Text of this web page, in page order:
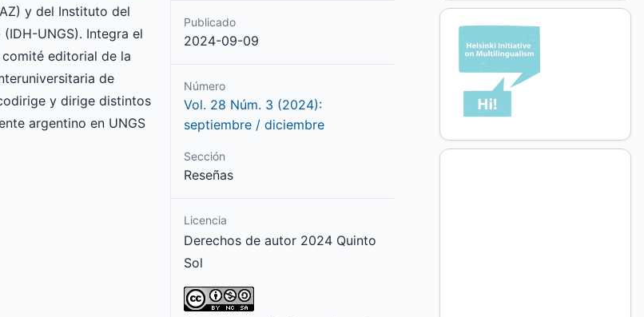
y del Instituto del
UNGS). Integra el
comité editorial de la
de
y dirige distintos
argentino en UNGS
Publicado
2024-09-09
Número
Vol. 28 Núm. 3 (2024):
septiembre / diciembre
Sección
Reseñas
Licencia
Derechos de autor 2024 Quinto
Sol